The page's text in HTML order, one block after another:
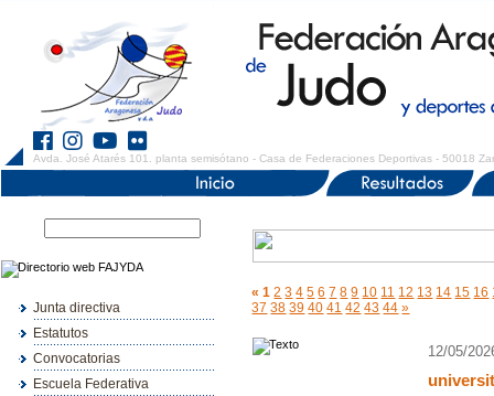
Avda. José Atarés 101. planta semisótano - Casa de Federaciones Deportivas - 50018
Junta directiva
Estatutos
Convocatorias
Escuela Federativa
« 1 2 3 4 5 6 7 8 9 10 11 12 13 14 15 16
37 38 39 40 41 42 43 44 »
12/05/